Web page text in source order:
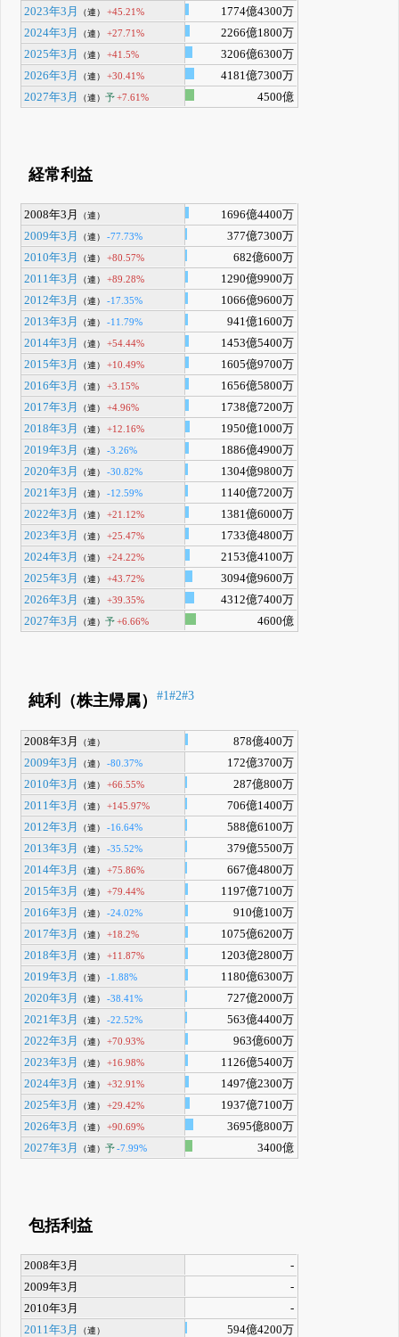
2023年3月
（連） +45.21%
1774億4300万
2024年3月
（連） +27.71%
2266億1800万
2025年3月
（連） +41.5%
3206億6300万
2026年3月
（連） +30.41%
4181億7300万
2027年3月
（連）予+7.61% 4500億
経常利益
2008年3月 （連）
1696億4400万
2009年3月
（連） -77.73%
377億7300万
2010年3月
（連） +80.57%
682億600万
2011年3月
（連） +89.28%
1290億9900万
2012年3月
（連） -17.35%
1066億9600万
2013年3月
（連） -11.79%
941億1600万
2014年3月
（連） +54.44%
1453億5400万
2015年3月
（連） +10.49%
1605億9700万
2016年3月
（連） +3.15%
1656億5800万
2017年3月
（連） +4.96%
1738億7200万
2018年3月
（連） +12.16%
1950億1000万
2019年3月
（連） -3.26%
1886億4900万
2020年3月
（連） -30.82%
1304億9800万
2021年3月
（連） -12.59%
1140億7200万
2022年3月
（連） +21.12%
1381億6000万
2023年3月
（連） +25.47%
1733億4800万
2024年3月
（連） +24.22%
2153億4100万
2025年3月
（連） +43.72%
3094億9600万
2026年3月
（連） +39.35%
4312億7400万
2027年3月
（連）予+6.66% 4600億
純利（株主帰属）#1#2#3
2008年3月 （連）
878億400万
2009年3月
（連） -80.37%
172億3700万
2010年3月
（連） +66.55%
287億800万
2011年3月
（連） +145.97%
706億1400万
2012年3月
（連） -16.64%
588億6100万
2013年3月
（連） -35.52%
379億5500万
2014年3月
（連） +75.86%
667億4800万
2015年3月
（連） +79.44%
1197億7100万
2016年3月
（連） -24.02%
910億100万
2017年3月
（連） +18.2%
1075億6200万
2018年3月
（連） +11.87%
1203億2800万
2019年3月
（連） -1.88%
1180億6300万
2020年3月
（連） -38.41%
727億2000万
2021年3月
（連） -22.52%
563億4400万
2022年3月
（連） +70.93%
963億600万
2023年3月
（連） +16.98%
1126億5400万
2024年3月
（連） +32.91%
1497億2300万
2025年3月
（連） +29.42%
1937億7100万
2026年3月
（連） +90.69%
3695億800万
2027年3月
（連）予-7.99% 3400億
包括利益
2008年3月
-
2009年3月
-
2010年3月
-
2011年3月
（連） 594億4200万